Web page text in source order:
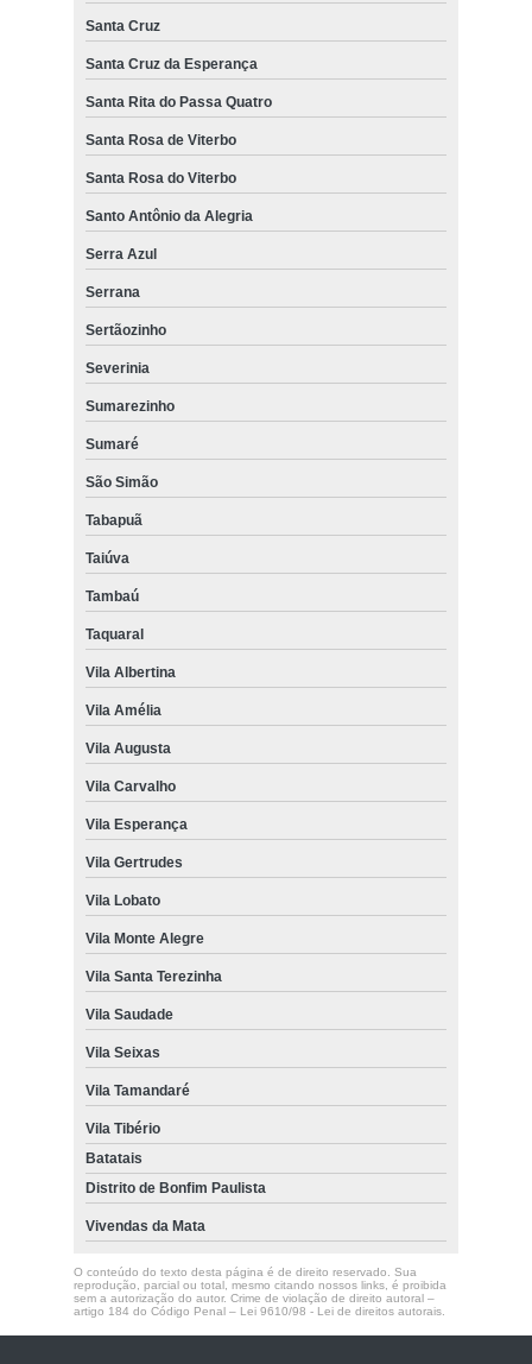
Santa Cruz
Santa Cruz da Esperança
Santa Rita do Passa Quatro
Santa Rosa de Viterbo
Santa Rosa do Viterbo
Santo Antônio da Alegria
Serra Azul
Serrana
Sertãozinho
Severinia
Sumarezinho
Sumaré
São Simão
Tabapuã
Taiúva
Tambaú
Taquaral
Vila Albertina
Vila Amélia
Vila Augusta
Vila Carvalho
Vila Esperança
Vila Gertrudes
Vila Lobato
Vila Monte Alegre
Vila Santa Terezinha
Vila Saudade
Vila Seixas
Vila Tamandaré
Vila Tibério
Batatais
Distrito de Bonfim Paulista
Vivendas da Mata
O conteúdo do texto desta página é de direito reservado. Sua
reprodução, parcial ou total, mesmo citando nossos links, é proibida
sem a autorização do autor. Crime de violação de direito autoral –
artigo 184 do Código Penal – Lei 9610/98 - Lei de direitos autorais.